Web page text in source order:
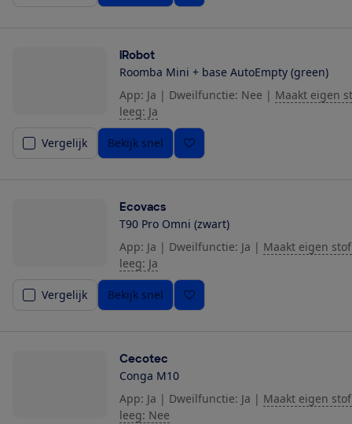
iRobot
Roomba Mini + base AutoEmpty (green)
App: Ja | Dweilfunctie: Nee | Maakt eigen
leeg: Ja
Vergelijk Bekijk snel
Ecovacs
T90 Pro Omni (zwart)
App: Ja | Dweilfunctie: Ja | Maakt eigen
leeg: Ja
Vergelijk Bekijk snel
Cecotec
Conga M10
App: Ja | Dweilfunctie: Ja | Maakt eigen
leeg: Nee